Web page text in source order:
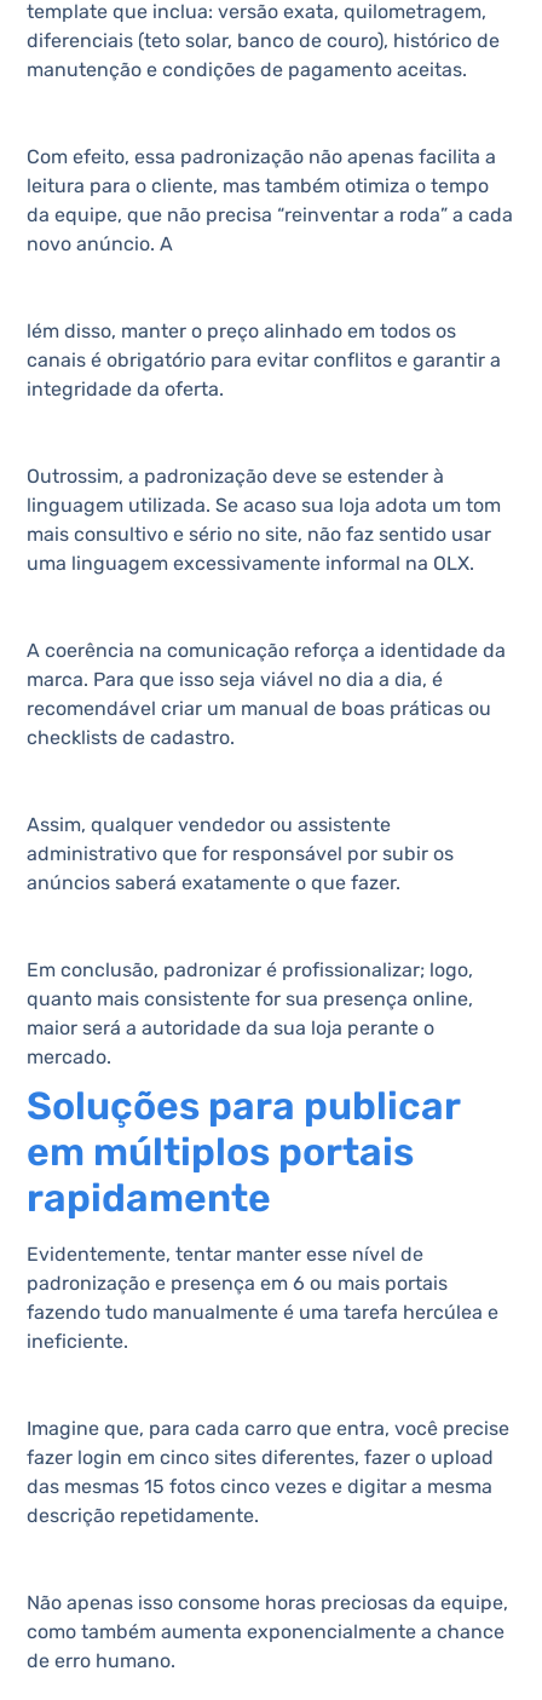
template que inclua: versão exata, quilometragem,
diferenciais (teto solar, banco de couro), histórico de
manutenção e condições de pagamento aceitas.
Com efeito, essa padronização não apenas facilita a
leitura para o cliente, mas também otimiza o tempo
da equipe, que não precisa “reinventar a roda” a cada
novo anúncio. A
lém disso, manter o preço alinhado em todos os
canais é obrigatório para evitar conflitos e garantir a
integridade da oferta.
Outrossim, a padronização deve se estender à
linguagem utilizada. Se acaso sua loja adota um tom
mais consultivo e sério no site, não faz sentido usar
uma linguagem excessivamente informal na OLX.
A coerência na comunicação reforça a identidade da
marca. Para que isso seja viável no dia a dia, é
recomendável criar um manual de boas práticas ou
checklists de cadastro.
Assim, qualquer vendedor ou assistente
administrativo que for responsável por subir os
anúncios saberá exatamente o que fazer.
Em conclusão, padronizar é profissionalizar; logo,
quanto mais consistente for sua presença online,
maior será a autoridade da sua loja perante o
mercado.
Soluções para publicar
em múltiplos portais
rapidamente
Evidentemente, tentar manter esse nível de
padronização e presença em 6 ou mais portais
fazendo tudo manualmente é uma tarefa hercúlea e
ineficiente.
Imagine que, para cada carro que entra, você precise
fazer login em cinco sites diferentes, fazer o upload
das mesmas 15 fotos cinco vezes e digitar a mesma
descrição repetidamente.
Não apenas isso consome horas preciosas da equipe,
como também aumenta exponencialmente a chance
de erro humano.